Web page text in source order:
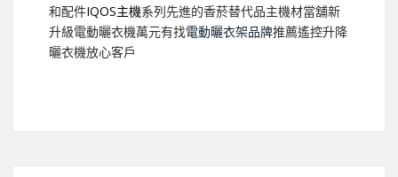
和配件IQOS主機系列先進的香菸替代品主機材當舖新
升級電動曬衣機萬元有找電動曬衣架品牌推薦遙控升降
曬衣機放心客戶